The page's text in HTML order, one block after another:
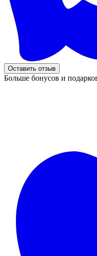
Оставить отзыв
Больше бонусов и